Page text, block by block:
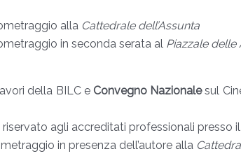
alla Cattedrale dell’Assunta
in seconda serata al Piazzale delle
della BILC eConvegno Nazionalesul
agli accreditati professionali presso
in presenza dell’autore alla